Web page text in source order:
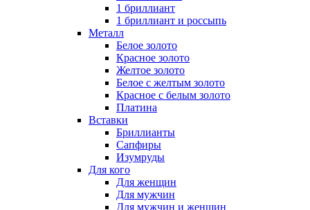
1 бриллиант
1 бриллиант и россыпь
Металл
Белое золото
Красное золото
Желтое золото
Белое с желтым золото
Красное с белым золото
Платина
Вставки
Бриллианты
Сапфиры
Изумруды
Для кого
Для женщин
Для мужчин
Для мужчин и женщин